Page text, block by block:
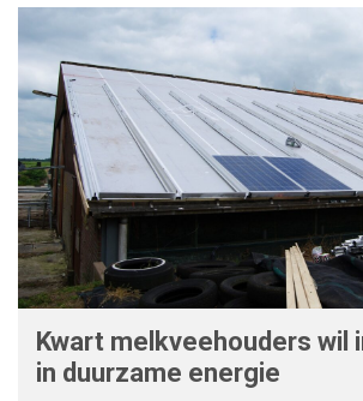
Kwart melkveehouders wil
in duurzame energie